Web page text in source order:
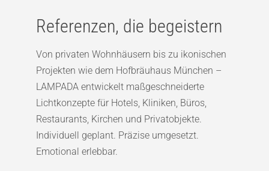
Referenzen, die begeistern
Von privaten Wohnhäusern bis zu ikonischen
Projekten wie dem Hofbräuhaus München –
LAMPADA entwickelt maßgeschneiderte
Lichtkonzepte für Hotels, Kliniken, Büros,
Restaurants, Kirchen und Privatobjekte.
Individuell geplant. Präzise umgesetzt.
Emotional erlebbar.